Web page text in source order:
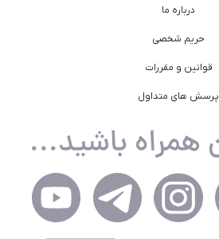
درباره ما
حریم شخصی
قوانین و مقررات
پرسش های متداول